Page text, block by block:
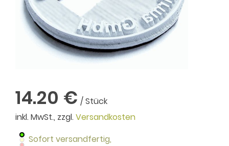
14.20 € / Stück
inkl. MwSt., zzgl.Versandkosten
Sofort versandfertig,